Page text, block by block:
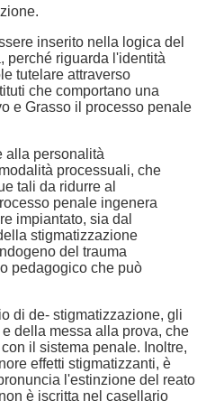
inserito nella logica del
perché riguarda l'identità
tutelare attraverso
che comportano una
e Grasso il processo penale
alla personalità
processuali, che
tali da ridurre al
penale ingenera
impiantato, sia dal
stigmatizzazione
del trauma
pedagogico che può
di de- stigmatizzazione, gli
della messa alla prova, che
il sistema penale. Inoltre,
effetti stigmatizzanti, è
l'estinzione del reato
è iscritta nel casellario